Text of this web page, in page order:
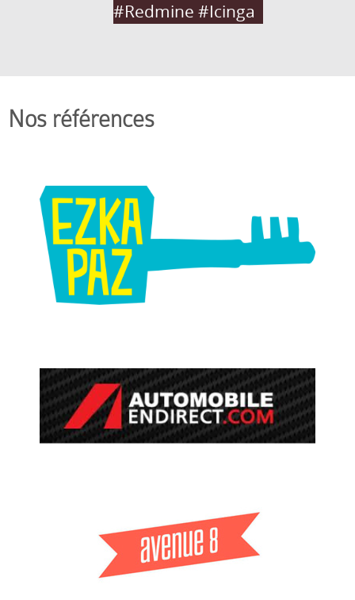
#Redmine #Icinga
Nos références